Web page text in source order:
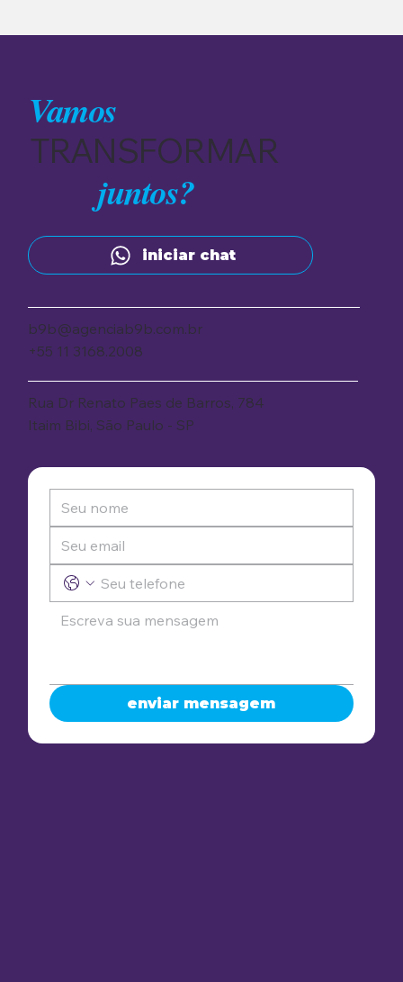
iniciar chat
b9b@agenciab9b.com.br
+55 11 3168.2008
Rua Dr Renato Paes de Barros, 784
Itaim Bibi, São Paulo - SP
enviar mensagem
Vamos
TRANSFORMAR
juntos?